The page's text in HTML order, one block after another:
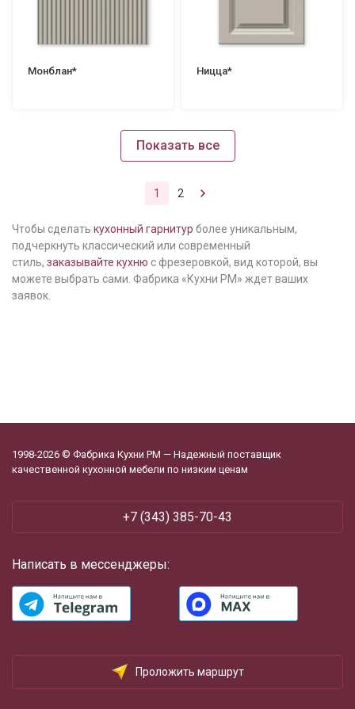
Монблан* Ницца*
Показать все
1 2
Чтобы сделать кухонный гарнитур более уникальным,
подчеркнуть классический или современный
стиль, заказывайте кухню с фрезеровкой, вид которой, вы
можете выбрать сами. Фабрика «Кухни РМ» ждет ваших
заявок.
1998-2026 © Фабрика Кухни РМ — Надежный поставщик
качественной кухонной мебели по низким ценам
+7 (343) 385-70-43
Написать в мессенджеры:
Проложить маршрут